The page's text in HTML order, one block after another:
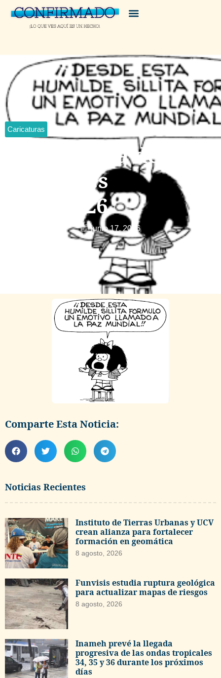
Caricaturas
#Caricatura del
miércoles
17/06/2026
junio 17, 2026
Noticias Recientes
Instituto de Tierras Urbanas y UCV
crean alianza para fortalecer
formación en geomática
8 agosto, 2026
Funvisis estudia ruptura geológica
para actualizar mapas de riesgos
8 agosto, 2026
Inameh prevé la llegada
progresiva de las ondas tropicales
34, 35 y 36 durante los próximos
días
Comparte Esta Noticia: